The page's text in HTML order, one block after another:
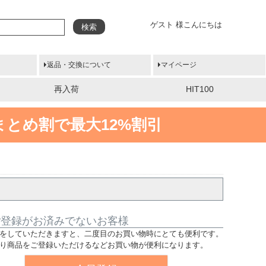
ゲスト 様こんにちは
検索
返品・交換について マイページ
再入荷 HIT100
め割で最大12%割引
録がお済みでないお客様
していただきますと、二度目のお買い物時にとても便利です。
商品をご登録いただけるなどお買い物が便利になります。